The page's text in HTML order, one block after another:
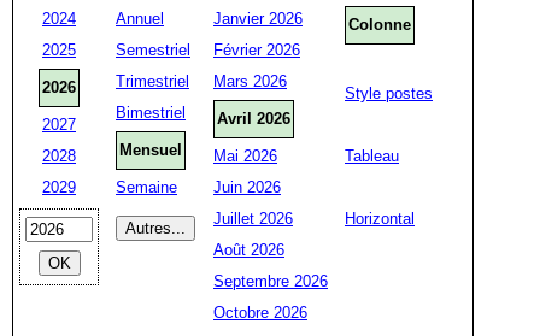
2024
2025
2026
2027
2028
2029
Annuel
Semestriel
Trimestriel
Bimestriel
Mensuel
Semaine
Janvier 2026
Février 2026
Mars 2026
Avril 2026
Mai 2026
Juin 2026
Juillet 2026
Août 2026
Septembre 2026
Octobre 2026
Colonne
Style postes
Tableau
Horizontal